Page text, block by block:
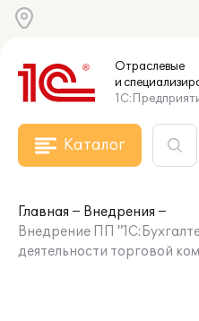
Отраслевые
и
Каталог
Главная
Внедрения
Внедрение ПП
деятельности торговой